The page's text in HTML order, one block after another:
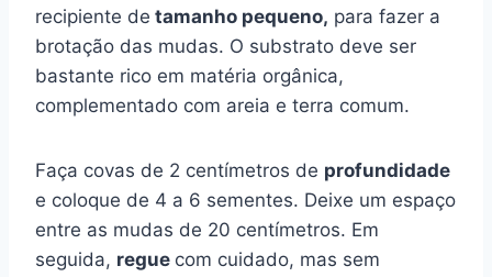
recipiente de tamanho pequeno, para fazer a
brotação das mudas. O substrato deve ser
bastante rico em matéria orgânica,
complementado com areia e terra comum.
Faça covas de 2 centímetros de profundidade
e coloque de 4 a 6 sementes. Deixe um espaço
entre as mudas de 20 centímetros. Em
seguida, regue com cuidado, mas sem